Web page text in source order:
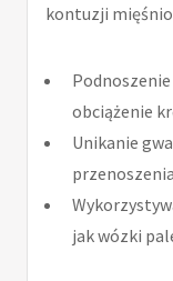
kontuzji
obciążenie
Unikanie
jak wózki